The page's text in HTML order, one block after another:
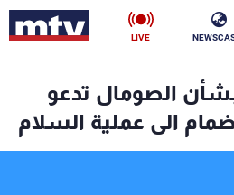
LIVE
الصومال تدعو
الى عملية السلام